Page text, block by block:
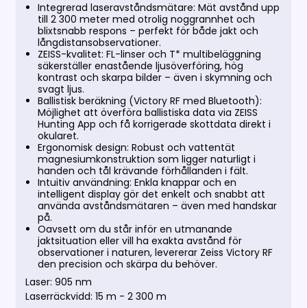
Integrerad laseravståndsmätare: Mät avstånd upp
till 2 300 meter med otrolig noggrannhet och
blixtsnabb respons – perfekt för både jakt och
långdistansobservationer.
ZEISS-kvalitet: FL-linser och T* multibeläggning
säkerställer enastående ljusöverföring, hög
kontrast och skarpa bilder – även i skymning och
svagt ljus.
Ballistisk beräkning (Victory RF med Bluetooth):
Möjlighet att överföra ballistiska data via ZEISS
Hunting App och få korrigerade skottdata direkt i
okularet.
Ergonomisk design: Robust och vattentät
magnesiumkonstruktion som ligger naturligt i
handen och tål krävande förhållanden i fält.
Intuitiv användning: Enkla knappar och en
intelligent display gör det enkelt och snabbt att
använda avståndsmätaren – även med handskar
på.
Oavsett om du står inför en utmanande
jaktsituation eller vill ha exakta avstånd för
observationer i naturen, levererar Zeiss Victory RF
den precision och skärpa du behöver.
Laser: 905 nm
Laserräckvidd: 15 m - 2 300 m